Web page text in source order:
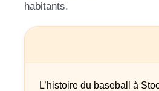
habitants.
L’histoire du baseball à